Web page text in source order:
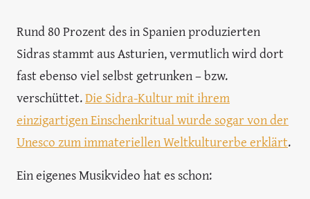
Rund 80 Prozent des in Spanien produzierten
Sidras stammt aus Asturien, vermutlich wird dort
fast ebenso viel selbst getrunken – bzw.
verschüttet.Die Sidra-Kultur mit ihrem
einzigartigen Einschenkritual wurde sogar von der
Unesco zum immateriellen Weltkulturerbe erklärt.
Ein eigenes Musikvideo hat es schon: